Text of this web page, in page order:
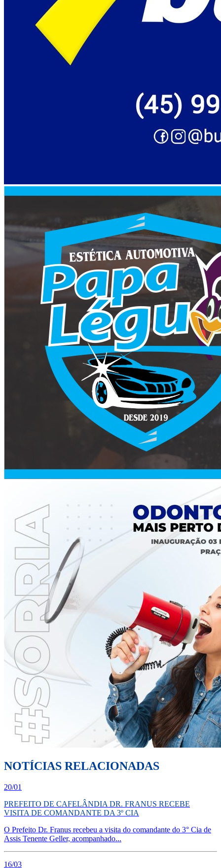
NOTÍCIAS RELACIONADAS
20/01
PREFEITO DE CAFELÂNDIA DR. FRANUS RECEBE
VISITA DE COMANDANTE DA 3º CIA
O Prefeito Dr. Franus recebeu a visita do comandante do 3° Cia de
Assis Tenente Geller, acompanhado...
16/03